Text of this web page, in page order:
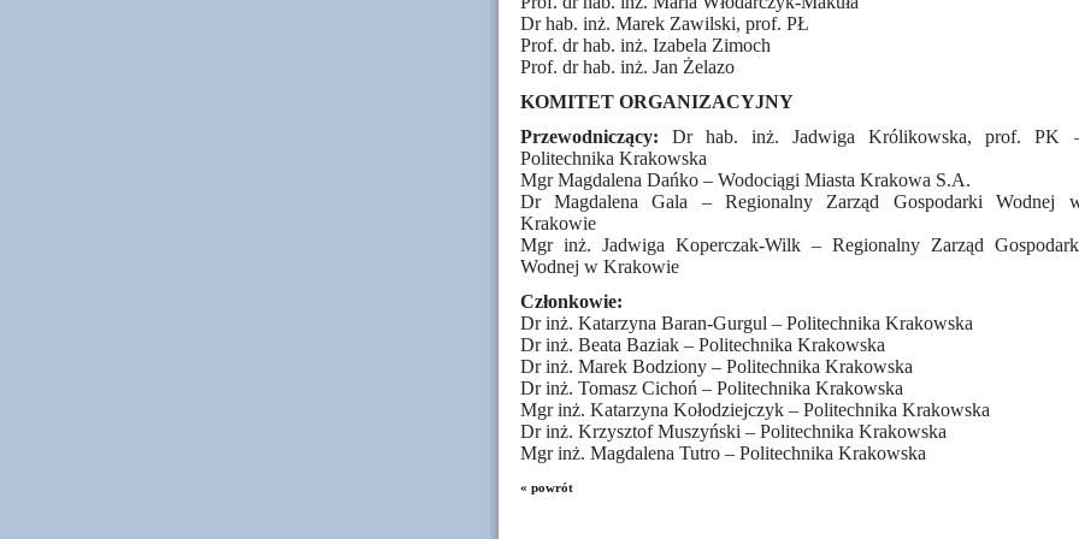
Dr hab. inż. Marek Zawilski, prof. PŁ
Prof. dr hab. inż. Izabela Zimoch
Prof. dr hab. inż. Jan Żelazo
KOMITET ORGANIZACYJNY
Przewodniczący: Dr hab. inż. Jadwiga Królikowska, prof. PK
Politechnika Krakowska
Mgr Magdalena Dańko – Wodociągi Miasta Krakowa S.A.
Dr Magdalena Gala – Regionalny Zarząd Gospodarki Wodnej
Krakowie
Mgr inż. Jadwiga Koperczak-Wilk – Regionalny Zarząd
Wodnej w Krakowie
Członkowie:
Dr inż. Katarzyna Baran-Gurgul – Politechnika Krakowska
Dr inż. Beata Baziak – Politechnika Krakowska
Dr inż. Marek Bodziony – Politechnika Krakowska
Dr inż. Tomasz Cichoń – Politechnika Krakowska
Mgr inż. Katarzyna Kołodziejczyk – Politechnika Krakowska
Dr inż. Krzysztof Muszyński – Politechnika Krakowska
Mgr inż. Magdalena Tutro – Politechnika Krakowska
« powrót